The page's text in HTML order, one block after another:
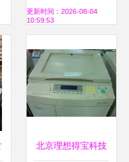
运转的坚实后盾
更新时间：2026-08-04
10:59:53
北京理想得宝科技